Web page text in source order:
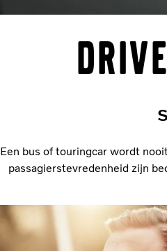
Een bus of touringcar wordt
passagierstevredenheid zijn